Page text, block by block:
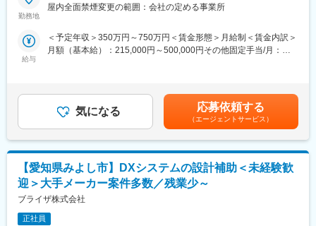
ずは社内のシステムについて学んでいただき、お持ちのスキルや
でも質問しやすい環境ですのでご安心ください。
必要に応じて、資格取得支援制度をご利用いただけます。
業」を中心に、専門商社としての豊富なノウハウで顧客の塗装工
程をトータルサポートしており、自動車業界、建設機械業界、鉄
鋼業界と幅広い業界のお客様から多くの依頼を頂いております。
ては塗装ロボットの分野で多くの実績を出すなど、従来の”単なる
塗料の卸売販売”の域を出た、高い付加価値を提供する事業を展開
しています。今後は、国内外へ拠点を積極的に展開し、M＆Aによ
る事業拡大を進めていく中、デジタルを活用した経営改革にも重
点的に取り組んでいます。
ネットワークインフラ構築に関するPMO業務をお任せします。
広島県内の金融機関向けネットワーク系SI対応を行うインフラエ
ンジニアを募集。基本はルータ、スイッチ等の機器設置における
当面は地域密着にてプロフェッショナルを目指していただきま
す。
その後、ご本人の希望やキャリアアップを目的に他案件・他職種
への挑戦していただくことも、特定分野のスペシャリストとして
ご活躍いただくことも可能です。
当社は一人一人のキャリアに寄り添い、最適な職場環境の提供を
大切にしています。
■当社のキャリア形成支援：
勤務地
屋内全面禁煙変更の範囲：会社の定める事業所
給与
＜予定年収＞350万円～750万円＜賃金形態＞月給制＜賃金内訳＞
月額（基本給）：215,000円～500,000円その他固定手当/月：
収は、入社時の想定金額です。その他固定手当職務担当手当
30,000円／通信手当 300円■昇給：年1回（7月）■賞与：年2回
（7月・12月）賃金はあくまでも目安の金額であり、選考を通じ
て上下する可能性があります。月給(月額)は固定手当を含めた表記
です。
気になる 応募依頼する
（エージェントサービス）
【愛知県みよし市】DXシステムの設計補助＜未経験歓
迎＞大手メーカー案件多数／残業少～
ブライザ株式会社
正社員